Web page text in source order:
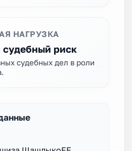
НАГРУЗКА
судебный риск
судебных дел в роли